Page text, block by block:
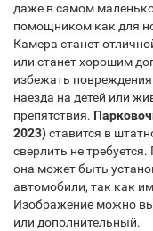
даже в самом
помощником как для
Камера станет
или станет хорошим
избежать
наезда на детей или
препятствия.
2023)ставится в
сверлить не
она может быть
автомобили, так как
Изображение можно
или дополнительный.